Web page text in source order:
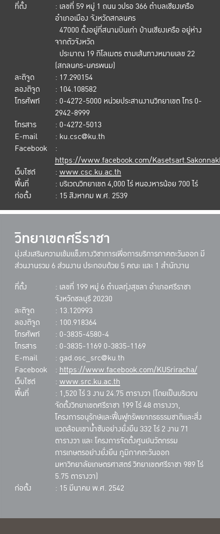
ที่ตั้ง
: เลขที่ 59 หมู่ 1 ถนน วปรอ 366 ตำบลเชียงเครือ
อำเภอเมือง จังหวัดสกลนคร
47000 ตั้งอยู่ที่สนามบินเก่า บ้านเชียงเครือ อยู่ห่าง
จากตัวจังหวัด
ประมาณ 19 กิโลเมตร ตามเส้นทางหมายเลข 22
(สกลนคร-นครพนม)
ละติจูด
: 17.290154
ลองติจูด
: 104.108582
โทรศัพท์
: 0-4272-5000 หน่วยประสานงานวิทยาเขต โทร 0-
2942-8999
โทรสาร
: 0-4272-5013
E-mail
: ku.csc@ku.th
Facebook
:
https://www.facebook.com/
เว็บไซต์
:www.csc.ku.ac.th
พื้นที่
: บริเวณวิทยาเขต 4,000 ไร่ หนองหารน้อย 700 ไร่
ก่อตั้ง
: 15 สิงหาคม พ.ศ. 2539
วิทยาเขตศรีราชา
มุ่งส่งเสริมความเข้มแข็งทางวิชาการเพื่อการบริการภาคตะวันออก มี
ส่วนงานรวม 6 ส่วนงาน ประกอบด้วย 5 คณะ และ 1 สำนักงาน
ที่ตั้ง
: เลขที่ 199 หมู่ 6 ตำบลทุ่งสุขลา อำเภอศรีราชา
จังหวัดชลบุรี 20230
ละติจูด
: 13.120993
ลองติจูด
: 100.918364
โทรศัพท์
: 0-3835-4580-4
โทรสาร
: 0-3835-1169 0-3835-1169
E-mail
: gad.osc_src@ku.th
Facebook
:https://www.facebook.com/KUSriracha/
เว็บไซต์
:www.src.ku.ac.th
พื้นที่
: 1,520 ไร่ 3 งาน 24.75 ตารางวา (โดยเป็นบริเวณ
จัดตั้งวิทยาเขตศรีราชา 199 ไร่ 48 ตารางวา,
โครงการอนุรักษ์และฟื้นฟูทรัพยากรธรรมชาติและสิ่ง
แวดล้อมเขาน้ำซับอย่างยั่งยืน 332 ไร่ 2 งาน 71
ตารางวา และ โครงการจัดตั้งศูนย์นวัตกรรม
การเกษตรอย่างยั่งยืน ภูมิภาคตะวันออก
มหาวิทยาลัยเกษตรศาสตร์ วิทยาเขตศรีราชา 989 ไร่
5.75 ตารางวา)
ก่อตั้ง
: 15 มีนาคม พ.ศ. 2542